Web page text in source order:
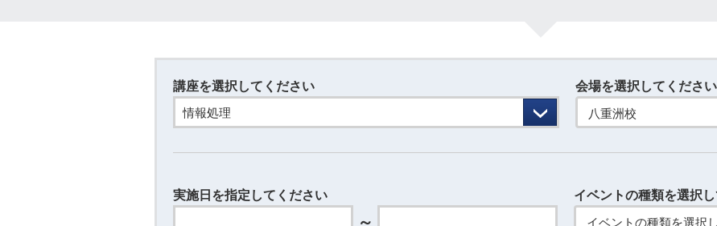
講座を選択してください
会場を選択してください
八重洲校
実施日を指定してください
～
イベントの種類を選択
イベントの種類を選択